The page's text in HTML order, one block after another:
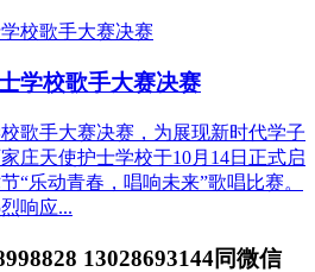
学校歌手大赛决赛
歌手大赛决赛，为展现新时代学子
庄天使护士学校于10月14日正式启
“乐动青春，唱响未来”歌唱比赛。
响应...
13028693144同微信